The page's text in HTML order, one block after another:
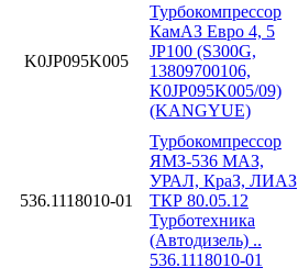
K0JP095K005
Турбокомпрессор
КамАЗ Евро 4, 5
JP100 (S300G,
13809700106,
K0JP095K005/09)
(KANGYUE)
536.1118010-01
Турбокомпрессор
ЯМЗ-536 МАЗ,
УРАЛ, КраЗ, ЛИАЗ
ТКР 80.05.12
Турботехника
(Автодизель) ..
536.1118010-01